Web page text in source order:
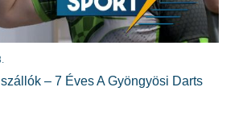
– 7 Éves A Gyöngyösi Darts